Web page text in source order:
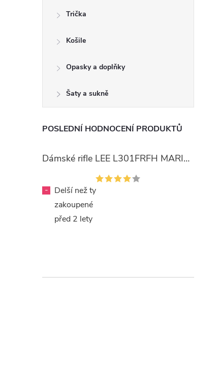
Trička
Košile
Opasky a doplňky
Šaty a sukně
POSLEDNÍ HODNOCENÍ PRODUKTŮ
Dámské rifle LEE L301FRFH MARION STRAIGHT RINSE
-
Delší než ty
zakoupené
před 2 lety